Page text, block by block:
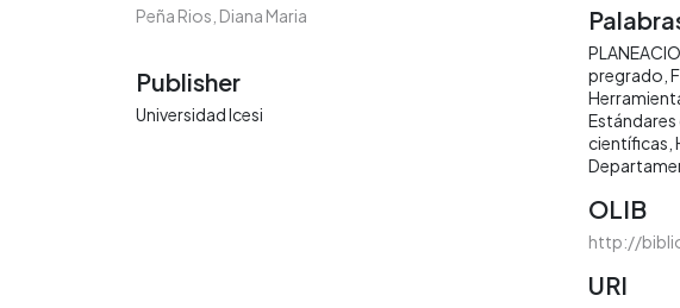
Peña Rios, Diana Maria
Publisher
Universidad Icesi
pregrado
Estándares
científicas
OLIB
http://
URI